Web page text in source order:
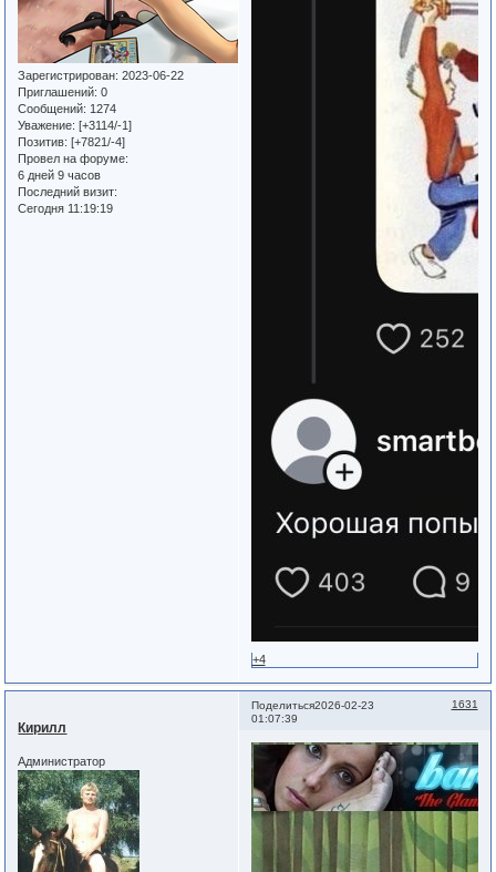
Зарегистрирован: 2023-06-22
Приглашений: 0
Сообщений: 1274
Уважение: [+3114/-1]
Позитив: [+7821/-4]
Провел на форуме:
6 дней 9 часов
Последний визит:
Сегодня 11:19:19
+4
Поделиться 1631
2026-02-23
01:07:39
Кирилл
Администратор